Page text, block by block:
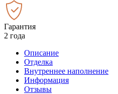
Гарантия
2 года
Описание
Отделка
Внутреннее наполнение
Информация
Отзывы